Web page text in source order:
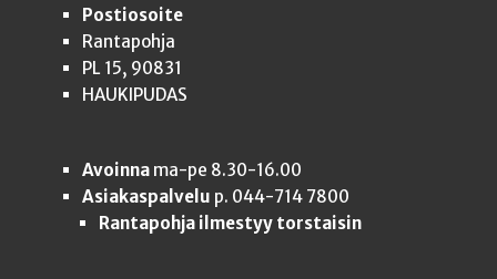
Postiosoite
Rantapohja
PL 15, 90831
HAUKIPUDAS
Avoinnama-pe 8.30-16.00
Asiakaspalvelu p. 044-714 7800
Rantapohja ilmestyy torstaisin